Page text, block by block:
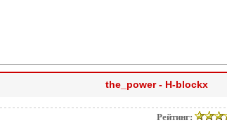
the_power - H-blockx
Рейтинг: